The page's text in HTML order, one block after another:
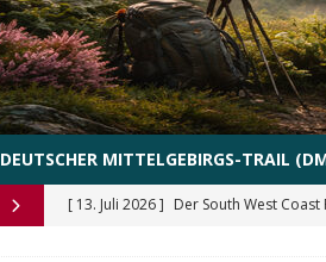
DEUTSCHER MITTELGEBIRGS-TRAIL
[ 13. Juli 2026 ] Der South West Coast